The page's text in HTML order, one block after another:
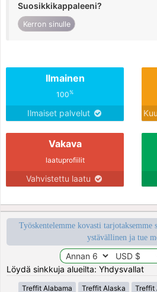
Suosikkikappaleeni?
Kerron sinulle
Ilmainen
100%
Ilmaiset palvelut
Vakava
laatuprofiilit
Vahvistettu laatu
Työskentelemme kovasti tarjotaksemme
ystävällinen ja tue
Löydä sinkkuja alueilta: Yhdysvallat
Treffit Alabama Treffit Alaska Treffit